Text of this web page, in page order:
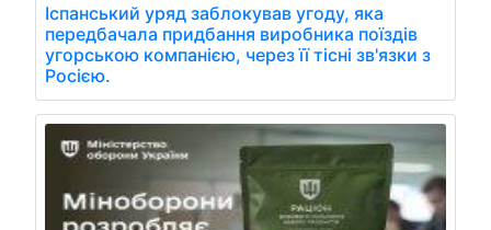
Іспанський уряд заблокував угоду, яка
передбачала придбання виробника поїздів
угорською компанією, через її тісні зв'язки з
Росією.